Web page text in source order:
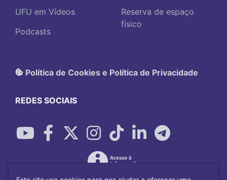
UFU em Vídeos
Podcasts
Reserva de espaço
físico
Política de Cookies e Política de Privacidade
REDES SOCIAIS